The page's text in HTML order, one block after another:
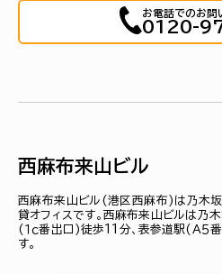
お電話でのお問
0120-
西麻布来山ビル
西麻布来山ビル(港区西麻布)は乃木
貸オフィスです。西麻布来山ビルは乃
(１ｃ番出口)徒歩11分、表参道駅(Ａ
す。